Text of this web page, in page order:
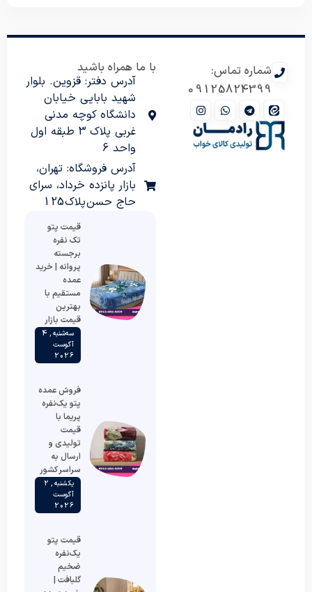
شماره تماس:
09125824399
با ما همراه باشید
آدرس دفتر: قزوین. بلوار
شهید بابایی خیابان
دانشگاه کوچه مدنی
غربی پلاک 3 طبقه اول
واحد 6
آدرس فروشگاه: تهران،
بازار پانزده خرداد، سرای
حاج حسن پلاک 125
قیمت پتو
تک نفره
برجسته
پروانه | خرید
عمده
مستقیم با
بهترین
قیمت بازار
سه‌شنبه , 4
آگوست
2026
فروش عمده
پتو یک‌نفره
پریما با
قیمت
تولیدی و
ارسال به
سراسر کشور
یکشنبه , 2
آگوست
2026
قیمت پتو
یک‌نفره
ضخیم
گلبافت |